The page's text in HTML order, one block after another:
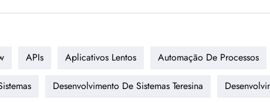
APIs Aplicativos Lentos Automação De Processos
Desenvolvimento De Sistemas Teresina